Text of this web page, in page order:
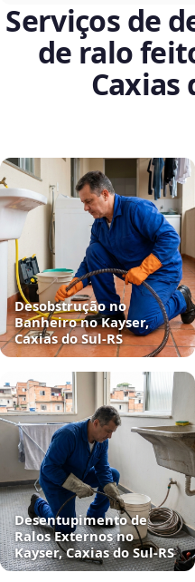
Serviços de
de ralo
Caxias
Desobstrução no
Banheiro no Kayser,
Caxias do Sul‑RS
Desentupimento de
Ralos Externos no
Kayser, Caxias do Sul‑RS